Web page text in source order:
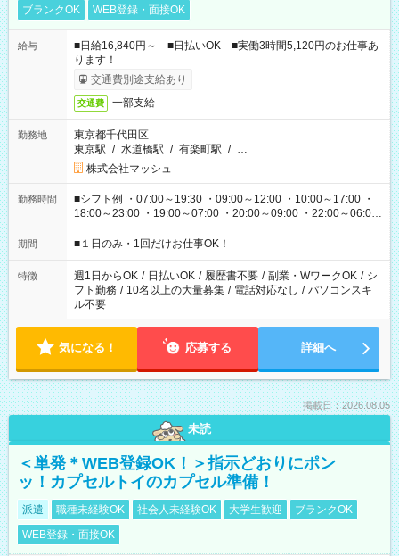
ブランクOK
WEB登録・面接OK
給与
■日給16,840円～ ■日払いOK ■実働3時間5,120円のお仕事あ
ります！
交通費別途支給あり
交通費 一部支給
勤務地
東京都千代田区
東京駅 / 水道橋駅 / 有楽町駅 / …
株式会社マッシュ
勤務時間
■シフト例 ・07:00～19:30 ・09:00～12:00 ・10:00～17:00 ・
18:00～23:00 ・19:00～07:00 ・20:00～09:00 ・22:00～06:00
etc ★最短で3時間で5,120円のお仕事から 15時間で2万円近く稼
げるお仕事も！ ご希望のお時間に合わせてご紹介！ ※シフトは
ください！
期間 ■１日のみ・1回だけお仕事OK！
特徴 週1日からOK / 日払いOK / 履歴書不要 / 副業・WワークOK / シ
フト勤務 / 10名以上の大量募集 / 電話対応なし / パソコンスキ
ル不要
気になる！ 応募する 詳細へ
掲載日：2026.08.05
未読
＜単発＊WEB登録OK！＞指示どおりにポン
ッ！カプセルトイのカプセル準備！
派遣 職種未経験OK 社会人未経験OK 大学生歓迎
ブランクOK
WEB登録・面接OK